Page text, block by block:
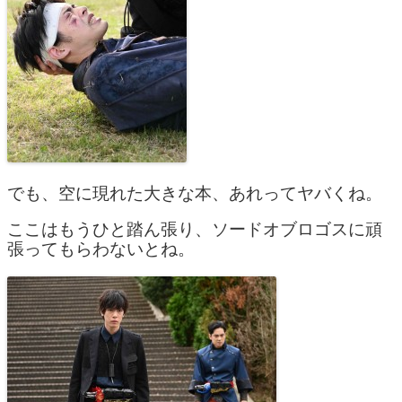
でも、空に現れた大きな本、あれってヤバくね。
ここはもうひと踏ん張り、ソードオブロゴスに頑
張ってもらわないとね。